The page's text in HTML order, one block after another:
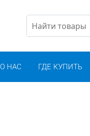
О НАС ГДЕ КУПИТЬ